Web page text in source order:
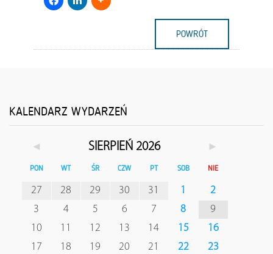
POWRÓT
KALENDARZ WYDARZEŃ
◄ SIERPIEŃ 2026 ►
PON WT ŚR CZW PT SOB NIE
27 28 29 30 31 1
2
3
4 5 6 7 8
9
10
11 12 13 14 15
16
17
18 19 20 21 22 23